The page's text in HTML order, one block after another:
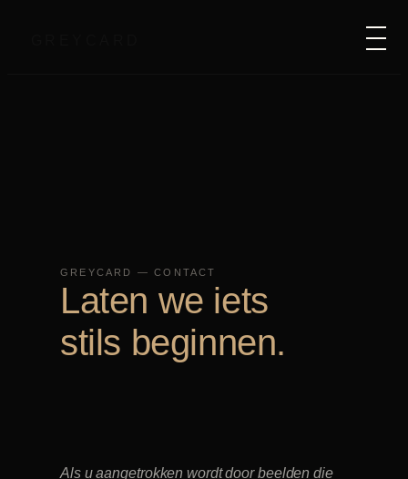
GREYCARD — CONTACT
Laten we iets
stils beginnen.
Als u aangetrokken wordt door beelden die